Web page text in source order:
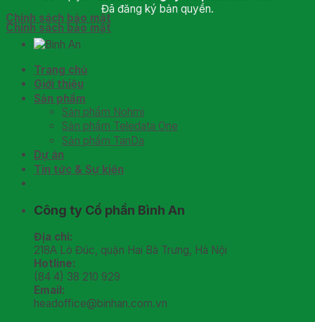
Đã đăng ký bản quyền.
Chính sách bảo mật
Chính sách bảo mật
Trang chủ
Giới thiệu
Sản phẩm
Sản phẩm Nohmi
Sản phẩm Teledata One
Sản phẩm TanDa
Dự án
Tin tức & Sự kiện
Công ty Cổ phần Bình An
Địa chỉ:
218A Lò Đúc, quận Hai Bà Trưng, Hà Nội
Hotline:
(84 4) 38 210 929
Email:
headoffice@binhan.com.vn